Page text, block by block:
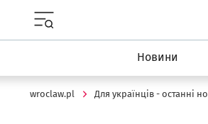
Новини
wroclaw.pl Для українців - останні